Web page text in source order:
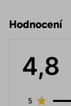
Hodnocení
4,8
5